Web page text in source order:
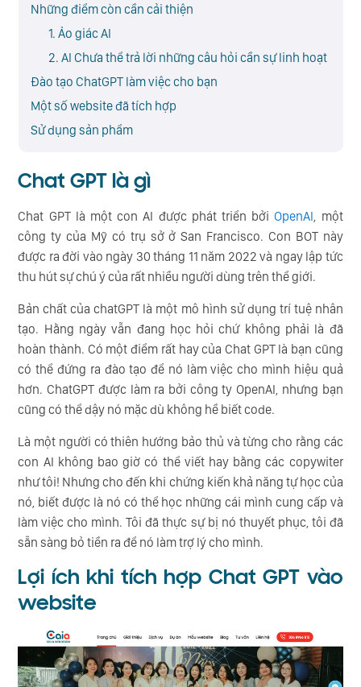
Những điểm còn cần cải thiện
1. Ảo giác AI
2. AI Chưa thể trả lời những câu hỏi cần sự linh hoạt
Đào tạo ChatGPT làm việc cho bạn
Một số website đã tích hợp
Sử dụng sản phẩm
Chat GPT là gì
Chat GPT là một con AI được phát triển bởi OpenAI , một
công ty của Mỹ có trụ sở ở San Francisco. Con BOT này
được ra đời vào ngày 30 tháng 11 năm 2022 và ngay lập tức
thu hút sự chú ý của rất nhiều người dùng trên thể giới.
Bản chất của chatGPT là một mô hình sử dụng trí tuệ nhân
tạo. Hằng ngày vẫn đang học hỏi chứ không phải là đã
hoàn thành. Có một điểm rất hay của Chat GPT là bạn cũng
có thể đứng ra đào tạo để nó làm việc cho mình hiệu quả
hơn. ChatGPT được làm ra bởi công ty OpenAI, nhưng bạn
cũng có thể dậy nó mặc dù không hề biết code.
Là một người có thiên hướng bảo thủ và từng cho rằng các
con AI không bao giờ có thể viết hay bằng các copywiter
như tôi! Nhưng cho đến khi chứng kiến khả năng tự học của
nó, biết được là nó có thể học những cái mình cung cấp và
làm việc cho mình. Tôi đã thực sự bị nó thuyết phục, tôi đã
sẵn sàng bỏ tiền ra để nó làm trợ lý cho mình.
Lợi ích khi tích hợp Chat GPT vào
website